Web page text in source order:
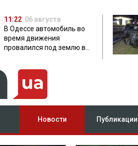
11:22 06 августа
В Одессе автомобиль во
время движения
провалился под землю в
Новости Публикации